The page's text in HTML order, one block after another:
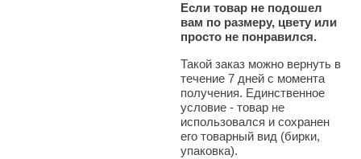
Если товар не подошел
вам по размеру, цвету или
просто не понравился.
Такой заказ можно вернуть в
течение 7 дней с момента
получения. Единственное
условие - товар не
использовался и сохранен
его товарный вид (бирки,
упаковка).